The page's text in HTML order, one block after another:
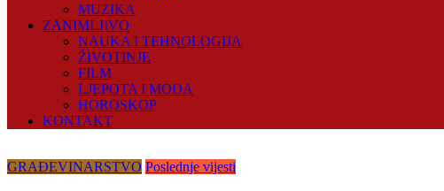
MUZIKA
ZANIMLJIVO
NAUKA I TEHNOLOGIJA
ŽIVOTINJE
FILM
LJEPOTA I MODA
HOROSKOP
KONTAKT
GRAĐEVINARSTVO Poslednje vijesti